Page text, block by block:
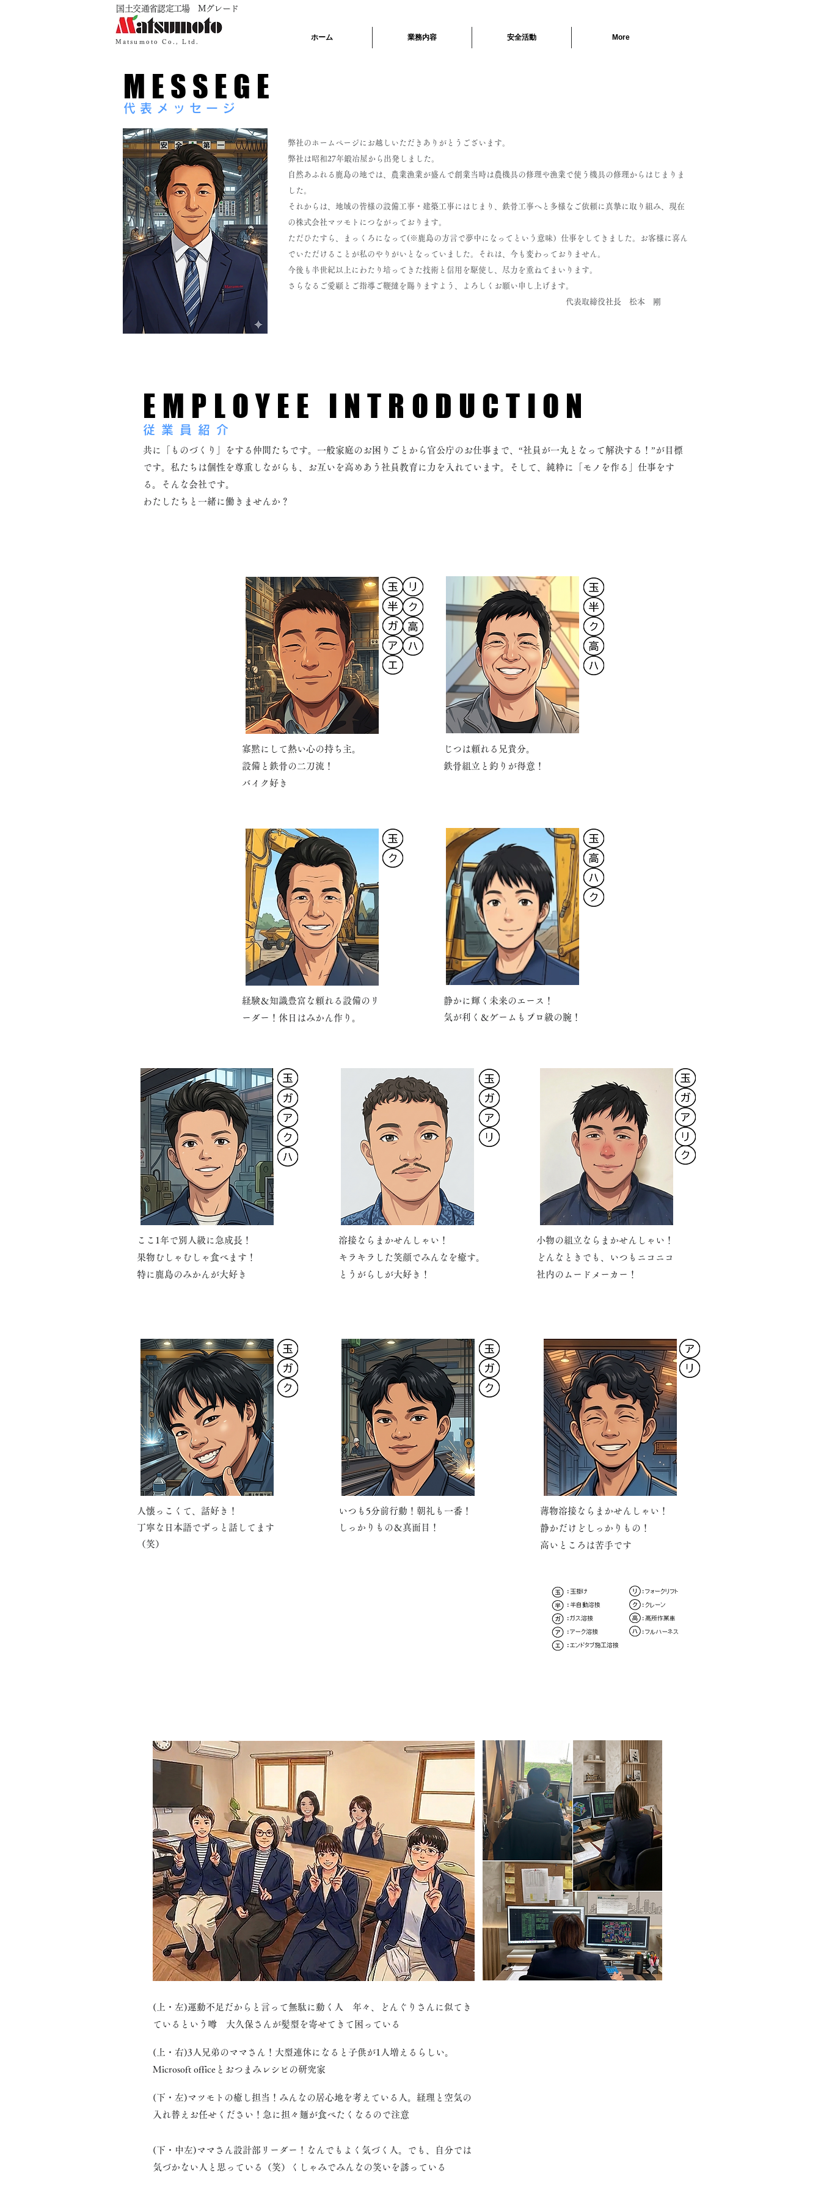
​国土交通省認定工場 Mグレード
Matsumoto Co., Ltd. ホーム 業務内容 安全活動 More
代表メッセージ
MESSEGE
弊社のホームページにお越しいただきありがとうございます。
弊社は昭和27年鍛冶屋から出発しました。
自然あふれる鹿島の地では、農業漁業が盛んで創業当時は農機具の修理や漁業で使う機具の修理からはじまりま
した。
それからは、地域の皆様の設備工事・建築工事にはじまり、鉄骨工事へと多様なご依頼に真摯に取り組み、現在
の株式会社マツモトにつながっております。
ただひたすら、まっくろになって(※鹿島の方言で夢中になってという意味）仕事をしてきました。お客様に喜ん
でいただけることが私のやりがいとなっていました。それは、今も変わっておりません。
今後も半世紀以上にわたり培ってきた技術と信用を駆使し、尽力を重ねてまいります。
​さらなるご愛顧とご指導ご鞭撻を賜りますよう、よろしくお願い申し上げます。
代表取締役社長 松本 剛
EMPLOYEE INTRODUCTION
従業員紹介
共に「ものづくり」をする仲間たちです。 一般家庭のお困りごとから官公庁のお仕事まで、“社員が一丸となって解決する！”が目標
です。 私たちは個性を尊重しながらも、お互いを高めあう社員教育に力を入れています。
そして、純粋に「モノを作る」仕事をす
る。そんな会社です。
わたしたちと一緒に働きませんか？
寡黙にして熱い心の持ち主。
設備と鉄骨の二刀流！
バイク好き
じつは頼れる兄貴分。
鉄骨組立と釣りが得意！
経験＆知識豊富な頼れる設備のリ
ーダー！休日はみかん作り。
静かに輝く未来のエース！
気が利く＆ゲームもプロ級の腕！
ここ1年で別人級に急成長！
果物むしゃむしゃ食べます！
特に鹿島のみかんが大好き
溶接ならまかせんしゃい！
キラキラした笑顔でみんなを癒す。
とうがらしが大好き！
小物の組立ならまかせんしゃい！
どんなときでも、いつもニコニコ
社内のムードメーカー！
​人懐っこくて、話好き！
丁寧な日本語でずっと話してます
（笑）
いつも5分前行動！朝礼も一番！
しっかりもの＆真面目！
薄物溶接ならまかせんしゃい！
静かだけどしっかりもの！
高いところは苦手です
(上・左)​運動不足だからと言って無駄に動く人
年々、どんぐりさんに似てき
ているという噂 大久保さんが髪型を寄せてきて困っている
(上・右)​3人兄弟のママさん！大型連休になると子供が1人増えるらしい。
Microsoft officeとおつまみレシピの研究家
(下・左)​マツモトの癒し担当！みんなの居心地を考えている人。経理と空気の
入れ替えお任せください！急に担々麺が食べたくなるので注意
(下・​中左)​ママさん設計部リーダー！なんでもよく気づく人。でも、自分では
気づかない人と思っている（笑）くしゃみでみんなの笑いを誘っている